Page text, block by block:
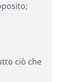
ciò che